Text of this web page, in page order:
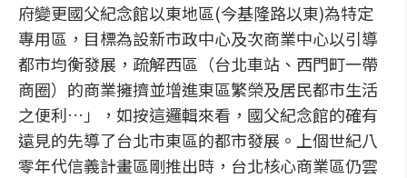
府變更國父紀念館以東地區(今基隆路以東)為特定
專用區，目標為設新市政中心及次商業中心以引導
都市均衡發展，疏解西區（台北車站、西門町一帶
商圈）的商業擁擠並增進東區繁榮及居民都市生活
之便利…」，如按這邏輯來看，國父紀念館的確有
遠見的先導了台北市東區的都市發展。上個世紀八
零年代信義計畫區剛推出時，台北核心商業區仍雲